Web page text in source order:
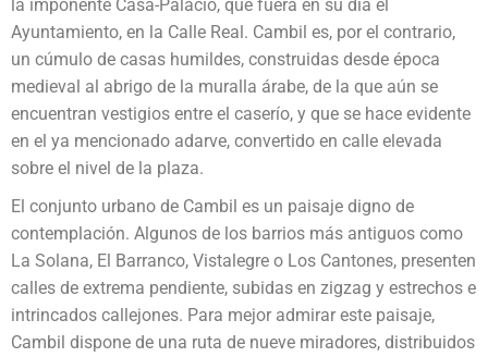
la imponente Casa-Palacio, que fuera en su día el
Ayuntamiento, en la Calle Real. Cambil es, por el contrario,
un cúmulo de casas humildes, construidas desde época
medieval al abrigo de la muralla árabe, de la que aún se
encuentran vestigios entre el caserío, y que se hace evidente
en el ya mencionado adarve, convertido en calle elevada
sobre el nivel de la plaza.
El conjunto urbano de Cambil es un paisaje digno de
contemplación. Algunos de los barrios más antiguos como
La Solana, El Barranco, Vistalegre o Los Cantones, presenten
calles de extrema pendiente, subidas en zigzag y estrechos e
intrincados callejones. Para mejor admirar este paisaje,
Cambil dispone de una ruta de nueve miradores, distribuidos